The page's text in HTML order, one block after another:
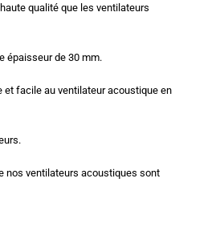
qualité que les ventilateurs
épaisseur de 30 mm.
facile au ventilateur acoustique en
nos ventilateurs acoustiques sont